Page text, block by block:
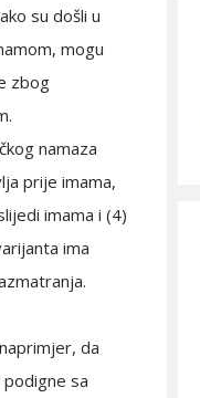
su došli u
mogu
zbog
namaza
prije imama,
imama i (4)
ima
da
sa